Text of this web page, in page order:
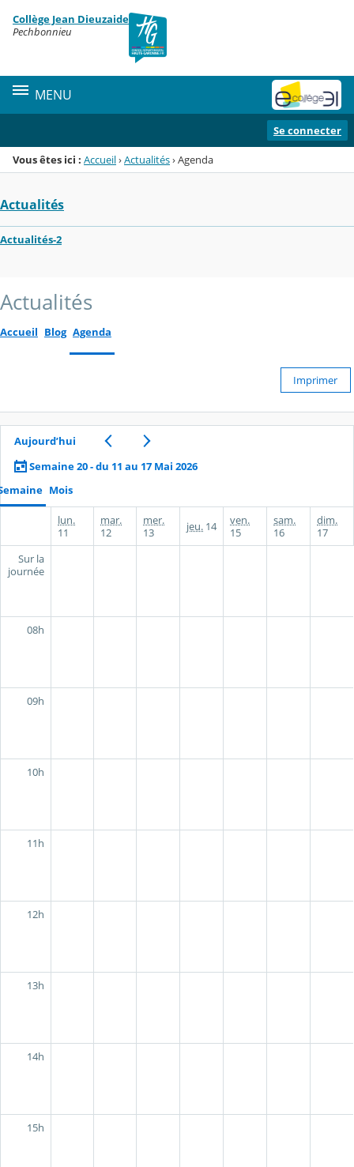
Menu de la rubrique
Contenu
Collège Jean Dieuzaide
Pechbonnieu
MENU
Se connecter
Vous êtes ici : Accueil›Actualités›Agenda
Actualités
Actualités-2
Actualités
Accueil Blog Agenda
Imprimer
Aujourd’hui
Semaine 20 - du 11 au 17 Mai 2026
Mois
lun.
11
mar.
12
mer.
13
jeu. 14
ven.
15
sam.
16
dim.
17
Sur la
journée
08h
09h
10h
11h
12h
13h
14h
15h